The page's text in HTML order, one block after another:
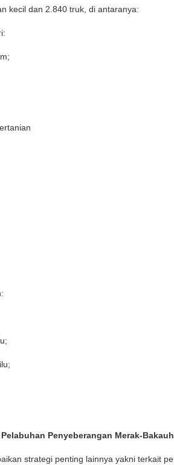
kecil dan 2.840 truk, di antaranya:
Penyeberangan Merak-
strategi penting lainnya yakni terkait